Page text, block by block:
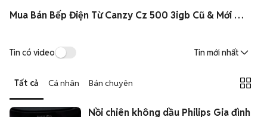
Mua Bán Bếp Điện Từ Canzy Cz 500 3igb Cũ & Mới Giá Rẻ
Tin có video Tin mới nhất
Tất cả Cá nhân Bán chuyên
Nồi chiên không dầu Philips Gia đình